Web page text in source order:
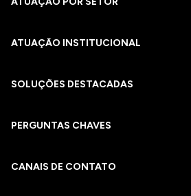
ATUAÇÃO INSTITUCIONAL
SOLUÇÕES DESTACADAS
PERGUNTAS CHAVES​
CANAIS DE CONTATO